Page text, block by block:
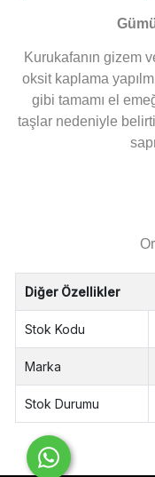
Kurukafanın gizem
oksit kaplama
gibi tamamı el
taşlar nedeniyle
Diğer Özellikler
Stok Kodu
Marka
Stok Durumu